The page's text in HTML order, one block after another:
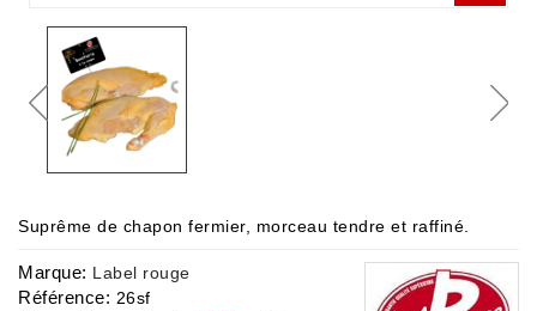
Suprême de chapon fermier, morceau tendre et raffiné.
Marque: Label rouge
Référence: 26sf